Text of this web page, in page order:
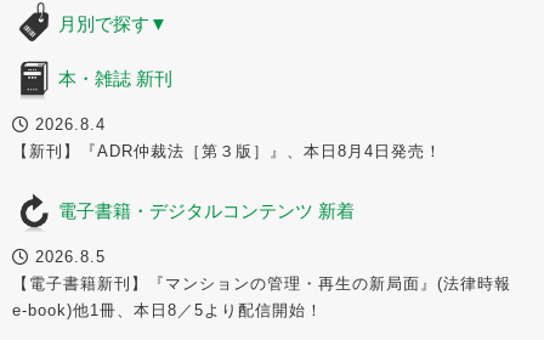
月別で探す ▼
本・雑誌 新刊
2026.8.4
【新刊】『ADR仲裁法［第３版］』、本日8月4日発売！
電子書籍・デジタルコンテンツ 新着
2026.8.5
【電子書籍新刊】『マンションの管理・再生の新局面』(法律時報
e-book)他1冊、本日8／5より配信開始！